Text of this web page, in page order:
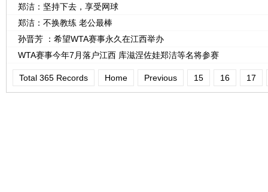
郑洁：坚持下去，享受网球
郑洁：不换教练 老公最棒
孙晋芳 ：希望WTA赛事永久在江西举办
WTA赛事今年7月落户江西 库滋涅佐娃郑洁等名将参赛
Total 365 Records Home Previous 15 16 17